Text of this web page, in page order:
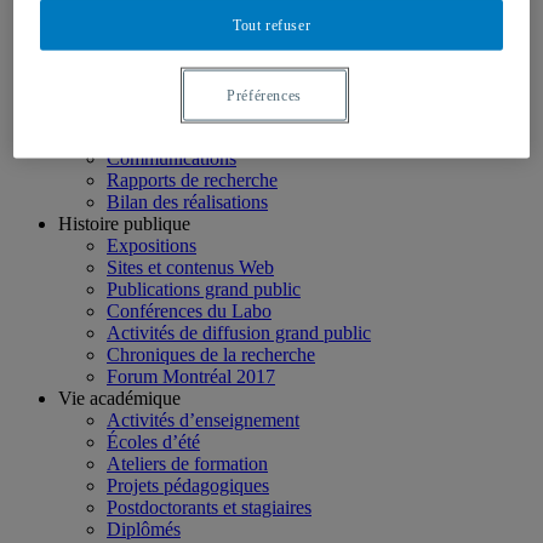
Projets terminés
Journées annuelles
Production scientifique
Publications
Communications
Rapports de recherche
Bilan des réalisations
Histoire publique
Expositions
Sites et contenus Web
Publications grand public
Conférences du Labo
Activités de diffusion grand public
Chroniques de la recherche
Forum Montréal 2017
Vie académique
Activités d’enseignement
Écoles d’été
Ateliers de formation
Projets pédagogiques
Postdoctorants et stagiaires
Diplômés
Tout refuser
Préférences